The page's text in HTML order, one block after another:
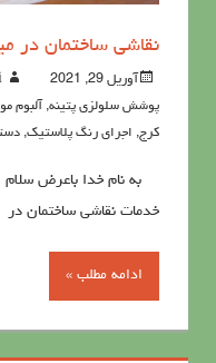
نقاشی ساختمان در
آوریل 29, 2021
پوشش سلولزي پتينه, آلبوم
کرج, اجرای رنگ پلاستیک,
به نام خدا باعرض سلام
خدمات نقاشی ساختمان در
ادامه مطلب »